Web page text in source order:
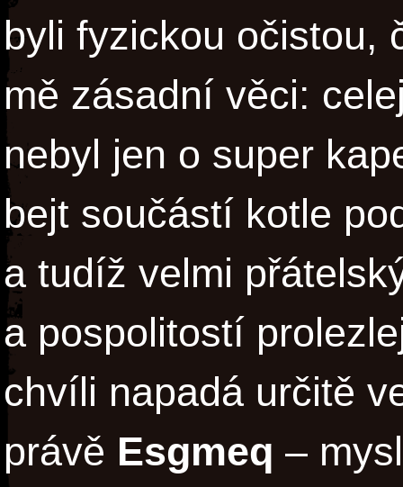
byli fyzickou očistou,
mě zásadní věci:
nebyl jen o super
bejt součástí kotle
a tudíž velmi
a pospolitostí
chvíli napadá určitě
právě Esgmeq –